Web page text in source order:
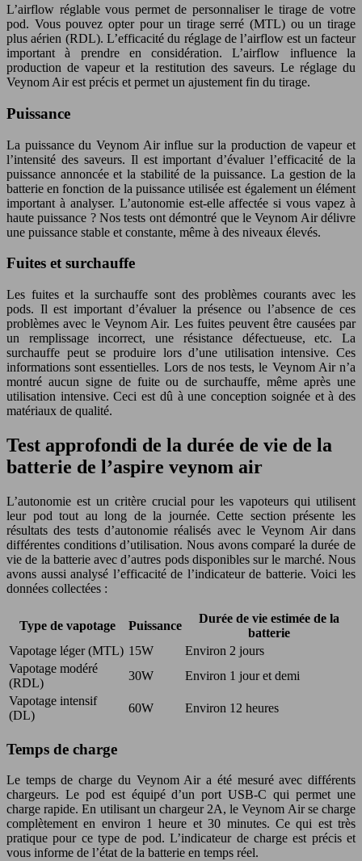
L’airflow réglable vous permet de personnaliser le tirage de votre
pod. Vous pouvez opter pour un tirage serré (MTL) ou un tirage
plus aérien (RDL). L’efficacité du réglage de l’airflow est un facteur
important à prendre en considération. L’airflow influence la
production de vapeur et la restitution des saveurs. Le réglage du
Veynom Air est précis et permet un ajustement fin du tirage.
Puissance
La puissance du Veynom Air influe sur la production de vapeur et
l’intensité des saveurs. Il est important d’évaluer l’efficacité de la
puissance annoncée et la stabilité de la puissance. La gestion de la
batterie en fonction de la puissance utilisée est également un élément
important à analyser. L’autonomie est-elle affectée si vous vapez à
haute puissance ? Nos tests ont démontré que le Veynom Air délivre
une puissance stable et constante, même à des niveaux élevés.
Fuites et surchauffe
Les fuites et la surchauffe sont des problèmes courants avec les
pods. Il est important d’évaluer la présence ou l’absence de ces
problèmes avec le Veynom Air. Les fuites peuvent être causées par
un remplissage incorrect, une résistance défectueuse, etc. La
surchauffe peut se produire lors d’une utilisation intensive. Ces
informations sont essentielles. Lors de nos tests, le Veynom Air n’a
montré aucun signe de fuite ou de surchauffe, même après une
utilisation intensive. Ceci est dû à une conception soignée et à des
matériaux de qualité.
Test approfondi de la durée de vie de la
batterie de l’aspire veynom air
L’autonomie est un critère crucial pour les vapoteurs qui utilisent
leur pod tout au long de la journée. Cette section présente les
résultats des tests d’autonomie réalisés avec le Veynom Air dans
différentes conditions d’utilisation. Nous avons comparé la durée de
vie de la batterie avec d’autres pods disponibles sur le marché. Nous
avons aussi analysé l’efficacité de l’indicateur de batterie. Voici les
données collectées :
Type de vapotage Puissance
Durée de vie estimée de la
batterie
Vapotage léger (MTL) 15W
Environ 2 jours
Vapotage modéré
(RDL)
30W
Environ 1 jour et demi
Vapotage intensif
(DL)
60W Environ 12 heures
Temps de charge
Le temps de charge du Veynom Air a été mesuré avec différents
chargeurs. Le pod est équipé d’un port USB-C qui permet une
charge rapide. En utilisant un chargeur 2A, le Veynom Air se charge
complètement en environ 1 heure et 30 minutes. Ce qui est très
pratique pour ce type de pod. L’indicateur de charge est précis et
vous informe de l’état de la batterie en temps réel.